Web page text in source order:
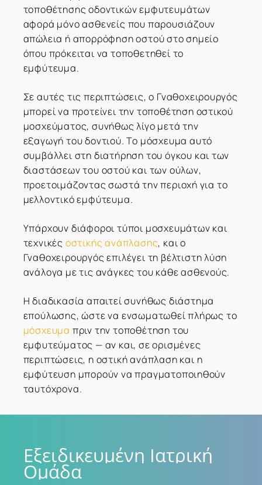
τοποθέτησης οδοντικών εμφυτευμάτων
αφορά μόνο ασθενείς που παρουσιάζουν
απώλεια ή απορρόφηση οστού στο σημείο
όπου πρόκειται να τοποθετηθεί το
εμφύτευμα.
Σε αυτές τις περιπτώσεις, ο Γναθοχειρουργός
μπορεί να προτείνει την τοποθέτηση οστικού
μοσχεύματος, συνήθως λίγο μετά την
εξαγωγή του δοντιού. Το μόσχευμα αυτό
συμβάλλει στη διατήρηση του όγκου και των
διαστάσεων του οστού και των ούλων,
προετοιμάζοντας σωστά την περιοχή για το
μελλοντικό εμφύτευμα.
Υπάρχουν διάφοροι τύποι μοσχευμάτων και
τεχνικές οστικής ανάπλασης, και ο
Γναθοχειρουργός επιλέγει τη βέλτιστη λύση
ανάλογα με τις ανάγκες του κάθε ασθενούς.
Η διαδικασία απαιτεί συνήθως διάστημα
επούλωσης, ώστε να ενσωματωθεί πλήρως το
μόσχευμα πριν την τοποθέτηση του
εμφυτεύματος — αν και, σε ορισμένες
περιπτώσεις, η οστική ανάπλαση και η
εμφύτευση μπορούν να πραγματοποιηθούν
ταυτόχρονα.
Εξειδικευμένη Ιατρική
Ομάδα